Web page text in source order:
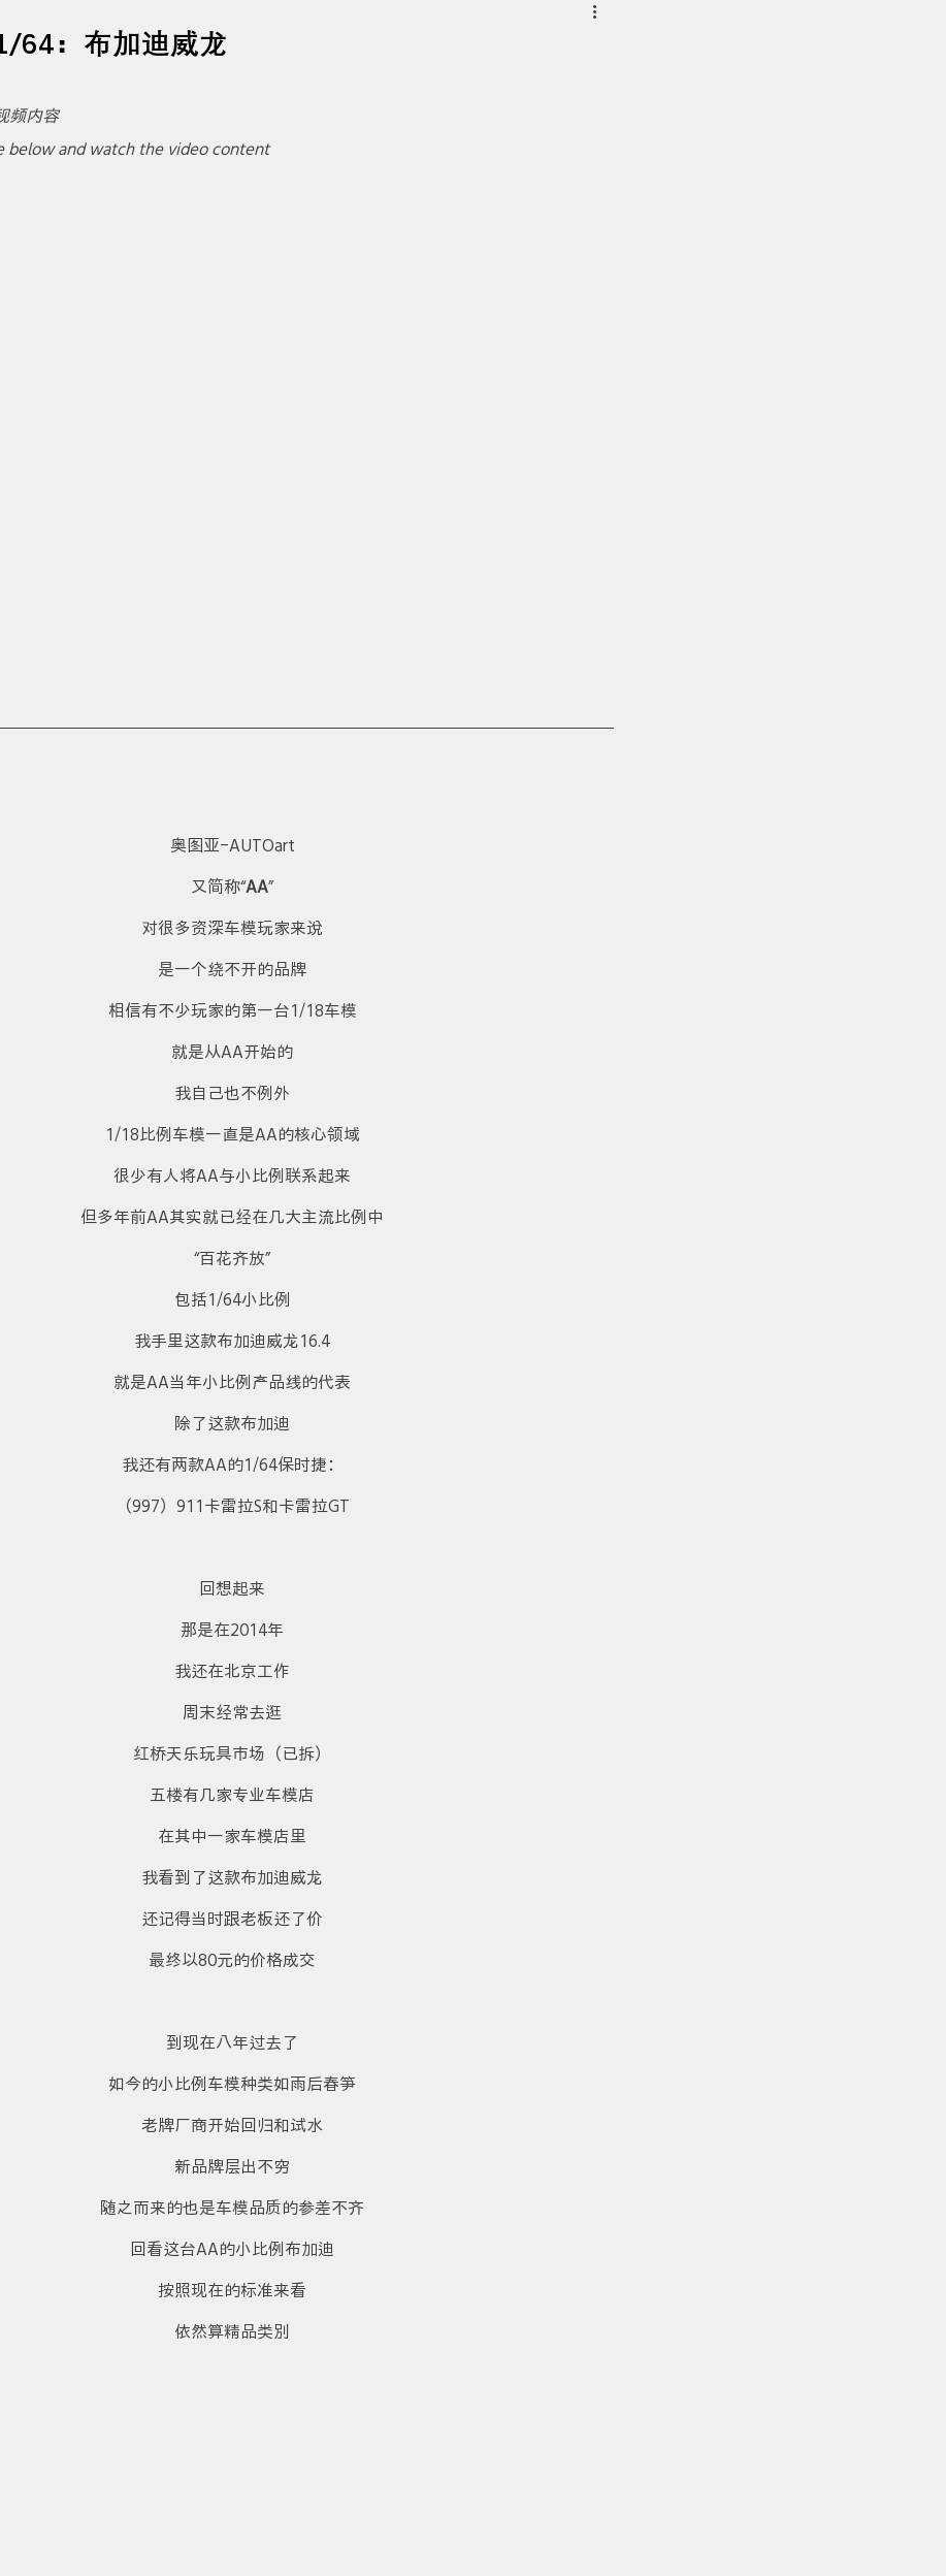
64：布加迪威龙
频内容
below and watch the video content
奥图亚-AUTOart
又简称“AA”
对很多资深车模玩家来说
是一个绕不开的品牌
相信有不少玩家的第一台1/18车模
就是从AA开始的
我自己也不例外
1/18比例车模一直是AA的核心领域
很少有人将AA与小比例联系起来
但多年前AA其实就已经在几大主流比例中
“百花齐放”
包括1/64小比例
我手里这款布加迪威龙16.4
就是AA当年小比例产品线的代表
除了这款布加迪
我还有两款AA的1/64保时捷：
（997）911卡雷拉S和卡雷拉GT
回想起来
那是在2014年
我还在北京工作
周末经常去逛
红桥天乐玩具市场（已拆）
五楼有几家专业车模店
在其中一家车模店里
我看到了这款布加迪威龙
还记得当时跟老板还了价
最终以80元的价格成交
到现在八年过去了
如今的小比例车模种类如雨后春笋
老牌厂商开始回归和试水
新品牌层出不穷
随之而来的也是车模品质的参差不齐
回看这台AA的小比例布加迪
按照现在的标准来看
依然算精品类别